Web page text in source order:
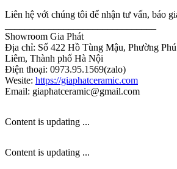
Liên hệ với chúng tôi để nhận tư vấn, báo
Showroom Gia Phát
Địa chỉ: Số 422 Hồ Tùng Mậu, Phường
Liêm, Thành phố Hà Nội
Điện thoại: 0973.95.1569(zalo)
Wesite: https://giaphatceramic.com
Email: giaphatceramic@gmail.com
Content is updating ...
Content is updating ...